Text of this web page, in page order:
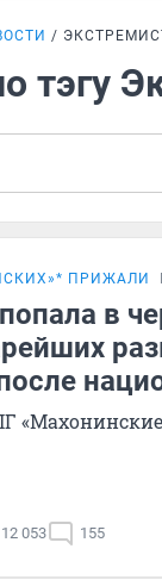
тэгу
ПРИЖАЛИ
в
12 053 155